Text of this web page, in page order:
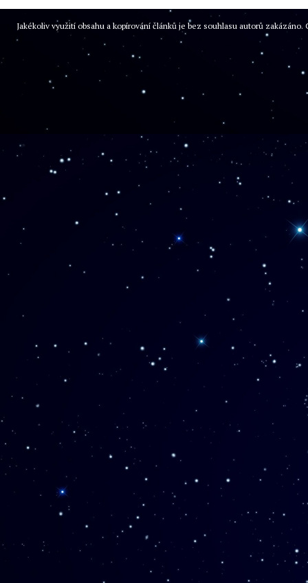
Jakékoliv využití obsahu a kopírování článků je bez souhlasu autorů